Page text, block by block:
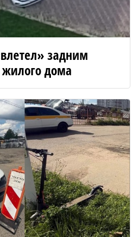
задним
жилого дома